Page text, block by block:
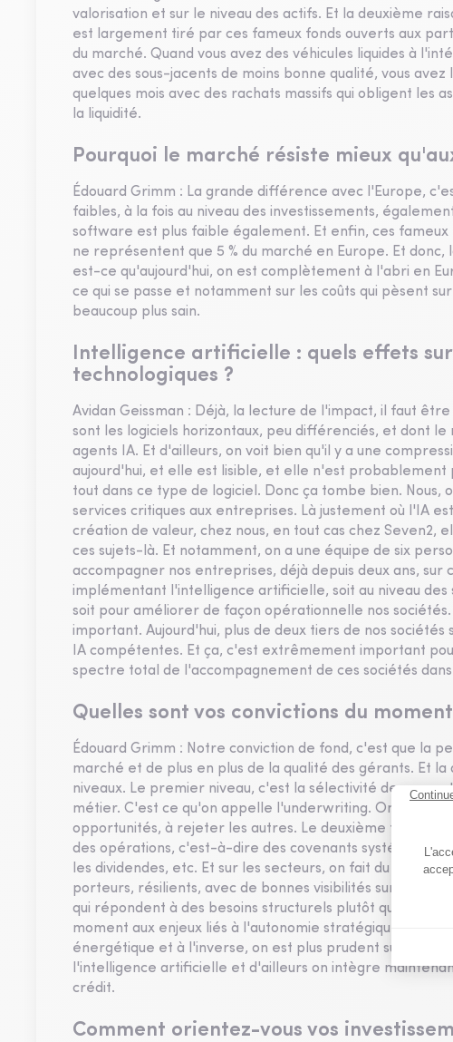
valorisation et sur le niveau des actifs. Et la deuxième
est largement tiré par ces fameux fonds ouverts aux
du marché. Quand vous avez des véhicules liquides à
avec des sous-jacents de moins bonne qualité, vous
quelques mois avec des rachats massifs qui obligent les
la liquidité.
Pourquoi le marché résiste mieux
Édouard Grimm : La grande différence avec l'Europe,
faibles, à la fois au niveau des investissements,
software est plus faible également. Et enfin, ces fameux
ne représentent que 5 % du marché en Europe. Et
est-ce qu'aujourd'hui, on est complètement à l'abri en
ce qui se passe et notamment sur les coûts qui pèsent
beaucoup plus sain.
Intelligence artificielle : quels effets
technologiques ?
Avidan Geissman : Déjà, la lecture de l'impact, il faut
sont les logiciels horizontaux, peu différenciés, et dont
agents IA. Et d'ailleurs, on voit bien qu'il y a une
aujourd'hui, et elle est lisible, et elle n'est probablement
tout dans ce type de logiciel. Donc ça tombe bien.
services critiques aux entreprises. Là justement où l'IA
création de valeur, chez nous, en tout cas chez Seven2,
ces sujets-là. Et notamment, on a une équipe de six
accompagner nos entreprises, déjà depuis deux ans,
implémentant l'intelligence artificielle, soit au niveau
soit pour améliorer de façon opérationnelle nos
important. Aujourd'hui, plus de deux tiers de nos
IA compétentes. Et ça, c'est extrêmement important
spectre total de l'accompagnement de ces sociétés
Quelles sont vos convictions du
Édouard Grimm : Notre conviction de fond, c'est que la
marché et de plus en plus de la qualité des gérants. Et
niveaux. Le premier niveau, c'est la sélectivité des
métier. C'est ce qu'on appelle l'underwriting. On passe
opportunités, à rejeter les autres. Le deuxième facteur
des opérations, c'est-à-dire des covenants
les dividendes, etc. Et sur les secteurs, on fait du crédit,
porteurs, résilients, avec de bonnes visibilités sur les
qui répondent à des besoins structurels plutôt qu'à des
moment aux enjeux liés à l'autonomie stratégique, donc
énergétique et à l'inverse, on est plus prudent sur
l'intelligence artificielle et d'ailleurs on intègre
crédit.
Comment orientez-vous vos